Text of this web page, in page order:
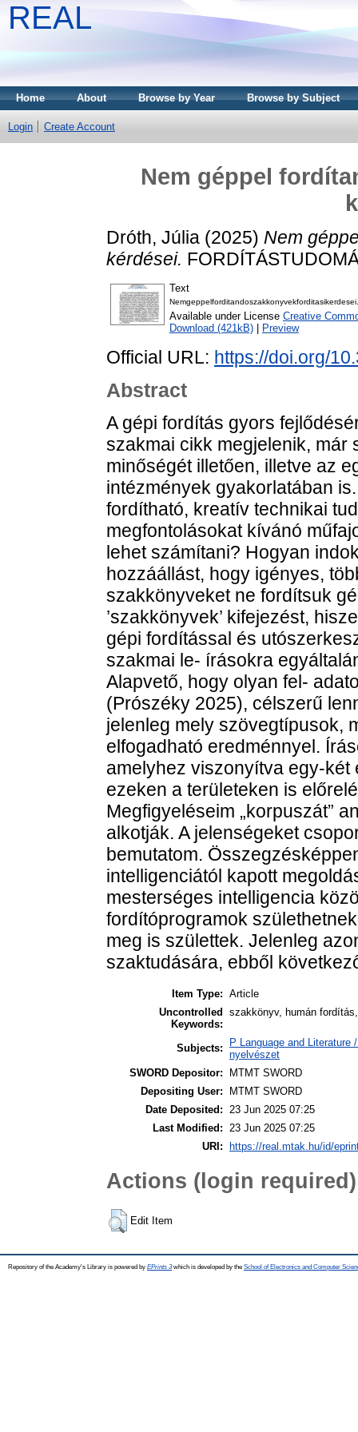
REAL
Home About Browse by Year Browse by Subject
Login Create Account
Nem géppel
Dróth, Júlia (2025) Nem
kérdései.
Text
Available under License Creative
Download (421kB)
Preview
Official URL: https://doi.org/
Abstract
A gépi fordítás gyors
szakmai cikk megjelenik, már
minőségét illetően, illetve az
intézmények gyakorlatában
fordítható, kreatív technikai
megfontolásokat kívánó
lehet számítani? Hogyan
hozzáállást, hogy igényes,
szakkönyveket ne fordítsuk
’szakkönyvek’ kifejezést,
gépi fordítással és
szakmai le- írásokra
Alapvető, hogy olyan fel-
(Prószéky 2025), célszerű
jelenleg mely szövegtípusok,
elfogadható eredménnyel.
amelyhez viszonyítva egy-
ezeken a területeken is
Megfigyeléseim „korpuszát”
alkotják. A jelenségeket
bemutatom.
intelligenciától kapott
mesterséges intelligencia
fordítóprogramok
meg is születtek. Jelenleg
szaktudására, ebből
Item Type: Article
Uncontrolled
Keywords:
szakkönyv, humán
Subjects:
P Language and
nyelvészet
SWORD Depositor:
MTMT SWORD
Depositing User:
MTMT SWORD
Date Deposited:
23 Jun 2025 07:25
Last Modified:
23 Jun 2025 07:25
URI:
https://real.mtak.hu/id/
Actions (login required)
Edit Item
Repository of the Academy's Library is powered by EPrints 3which is developed by the School of Electronics and Computer